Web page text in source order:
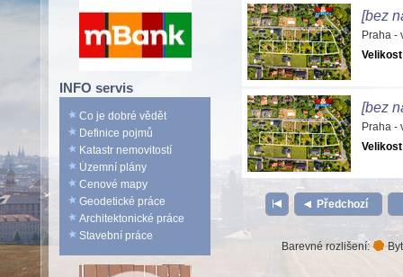
INFO servis
Co je dobré vědět
Definice pojmů
Katastr nemovitostí
Územní plány
Cenové mapy
Geodetické práce
Architektonické práce
Stavební práce
[bez
Praha -
[bez
Praha -
Předchozí
Barevné rozlišení: